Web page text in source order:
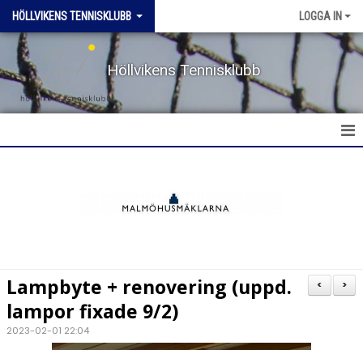
HÖLLVIKENS TENNISKLUBB LOGGA IN
Höllvikens Tennisklubb
TERMINSTRÄNING HT & VT
TRÄNING SOMMAR
>
<
Lampbyte + renovering (uppd.
lampor fixade 9/2)
2023-02-01 22:04